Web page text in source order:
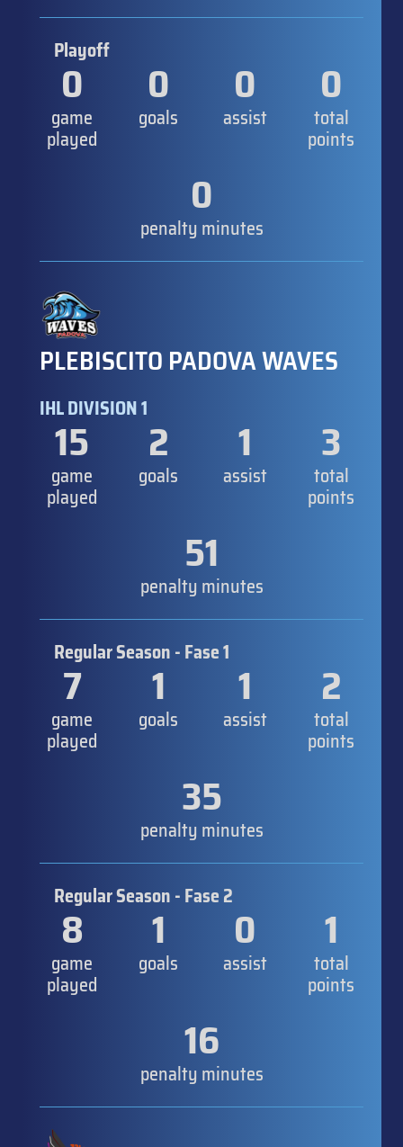
Playoff
0
game
played
0
goals
0
assist
0
total
points
0
penalty minutes
PLEBISCITO PADOVA WAVES
IHL DIVISION 1
15
game
played
2
goals
1
assist
3
total
points
51
penalty minutes
Regular Season - Fase 1
7
game
played
1
goals
1
assist
2
total
points
35
penalty minutes
Regular Season - Fase 2
8
game
played
1
goals
0
assist
1
total
points
16
penalty minutes